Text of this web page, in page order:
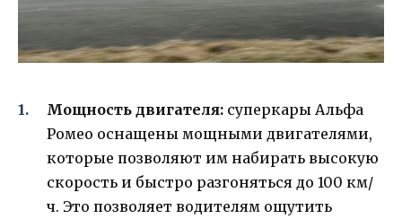
Мощность двигателя: суперкары Альфа
Ромео оснащены мощными двигателями,
которые позволяют им набирать высокую
скорость и быстро разгоняться до 100 км/
ч. Это позволяет водителям ощутить